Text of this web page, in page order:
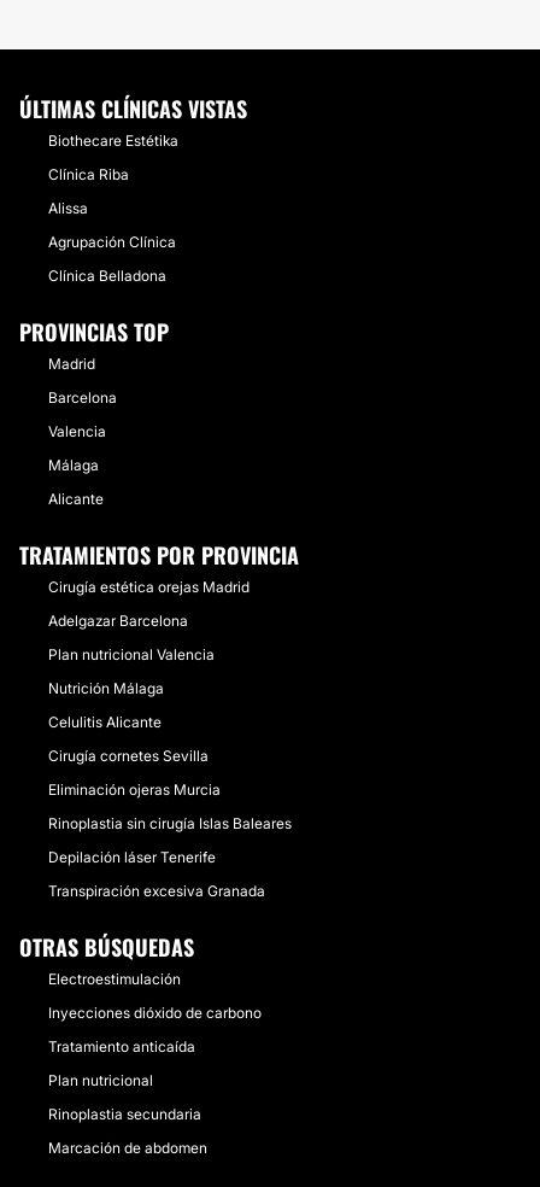
ÚLTIMAS CLÍNICAS VISTAS
Biothecare Estétika
Clínica Riba
Alissa
Agrupación Clínica
Clínica Belladona
PROVINCIAS TOP
Madrid
Barcelona
Valencia
Málaga
Alicante
TRATAMIENTOS POR PROVINCIA
Cirugía estética orejas Madrid
Adelgazar Barcelona
Plan nutricional Valencia
Nutrición Málaga
Celulitis Alicante
Cirugía cornetes Sevilla
Eliminación ojeras Murcia
Rinoplastia sin cirugía Islas Baleares
Depilación láser Tenerife
Transpiración excesiva Granada
OTRAS BÚSQUEDAS
Electroestimulación
Inyecciones dióxido de carbono
Tratamiento anticaída
Plan nutricional
Rinoplastia secundaria
Marcación de abdomen